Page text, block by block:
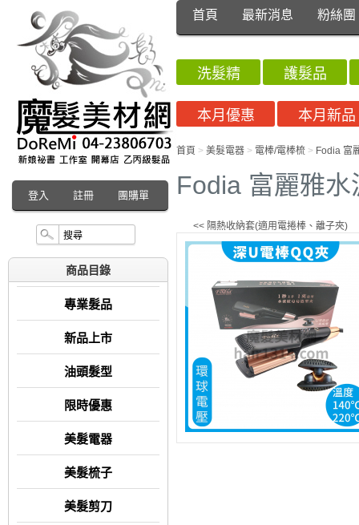
登入 註冊 團購單
首頁 最新消息 粉絲團
商品目錄
專業髮品
新品上市
油頭髮型
限時優惠
美髮電器
美髮梳子
美髮剪刀
洗髮精
護髮品
本月優惠
本月新品
首頁 > 美髮電器 > 電棒/電棒梳 > Fodia 富
Fodia 富麗雅
<< 隔熱收納套(適用電捲棒、離子夾)